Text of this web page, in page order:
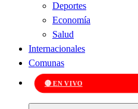
Deportes
Economía
Salud
Internacionales
Comunas
🔴 EN VIVO